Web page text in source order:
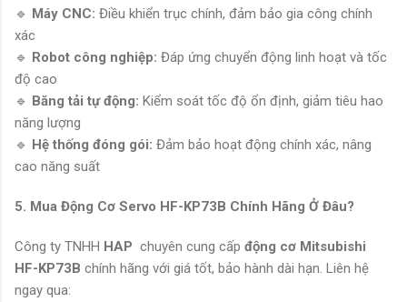
🔹 Máy CNC: Điều khiển trục chính, đảm bảo gia công chính
xác
🔹 Robot công nghiệp: Đáp ứng chuyển động linh hoạt và tốc
độ cao
🔹 Băng tải tự động: Kiểm soát tốc độ ổn định, giảm tiêu hao
năng lượng
🔹 Hệ thống đóng gói: Đảm bảo hoạt động chính xác, nâng
cao năng suất
5. Mua Động Cơ Servo HF-KP73B Chính Hãng Ở Đâu?
Công ty TNHH HAP chuyên cung cấp động cơ Mitsubishi
HF-KP73B chính hãng với giá tốt, bảo hành dài hạn. Liên hệ
ngay qua: